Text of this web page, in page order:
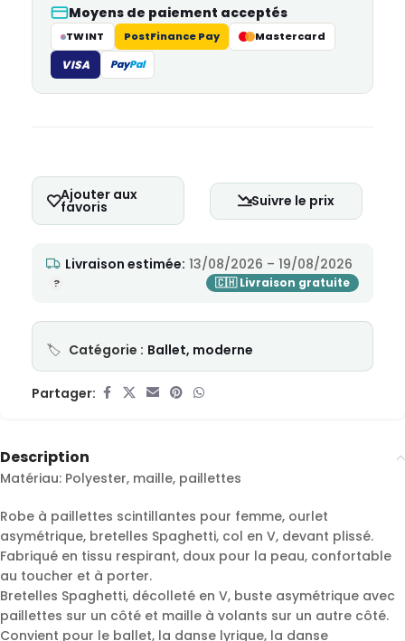
Moyens de paiement acceptés
TWINT PostFinance Pay Mastercard
VISA PayPal
Ajouter aux
favoris Suivre le prix
Livraison estimée: 13/08/2026 – 19/08/2026
Catégorie : Ballet, moderne
Partager:
Description
Matériau: Polyester, maille, paillettes
Robe à paillettes scintillantes pour femme, ourlet
asymétrique, bretelles Spaghetti, col en V, devant plissé.
Fabriqué en tissu respirant, doux pour la peau, confortable
au toucher et à porter.
Bretelles Spaghetti, décolleté en V, buste asymétrique avec
paillettes sur un côté et maille à volants sur un autre côté.
Convient pour le ballet, la danse lyrique, la danse